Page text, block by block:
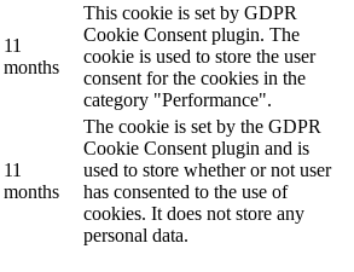
11
months
This cookie is set by GDPR
Cookie Consent plugin. The
cookie is used to store the user
consent for the cookies in the
category "Performance".
11
months
The cookie is set by the GDPR
Cookie Consent plugin and is
used to store whether or not user
has consented to the use of
cookies. It does not store any
personal data.